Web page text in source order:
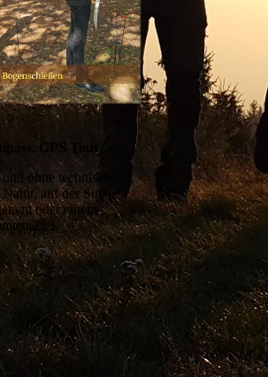
GPS Tour
ohne technische
auf der Suche
oder einem
Ziel.